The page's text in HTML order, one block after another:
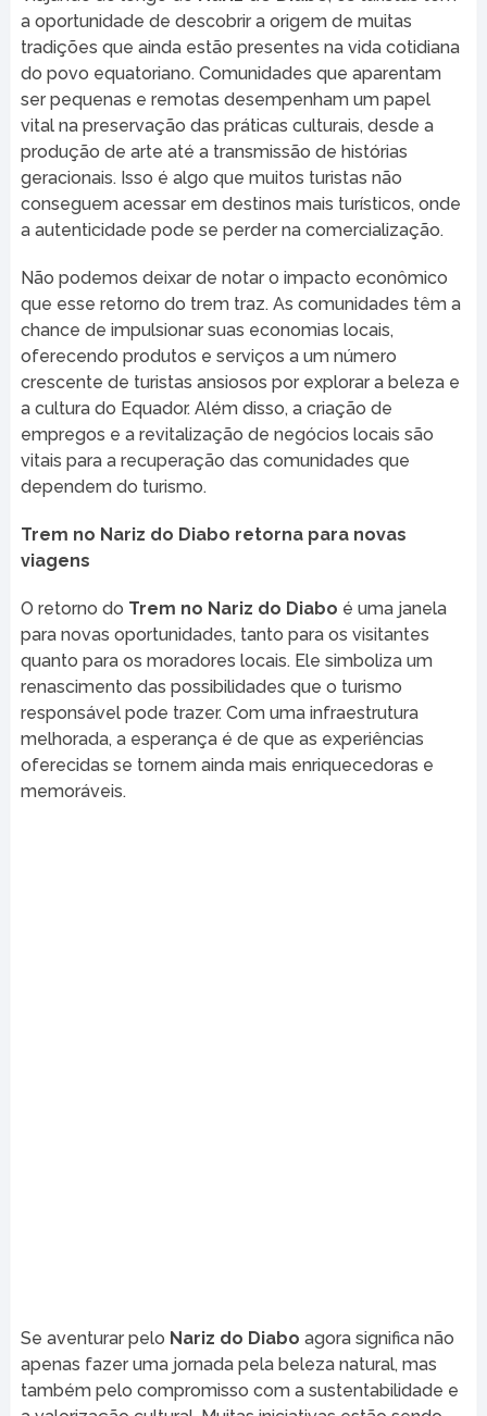
a oportunidade de descobrir a origem de muitas
tradições que ainda estão presentes na vida cotidiana
do povo equatoriano. Comunidades que aparentam
ser pequenas e remotas desempenham um papel
vital na preservação das práticas culturais, desde a
produção de arte até a transmissão de histórias
geracionais. Isso é algo que muitos turistas não
conseguem acessar em destinos mais turísticos, onde
a autenticidade pode se perder na comercialização.
Não podemos deixar de notar o impacto econômico
que esse retorno do trem traz. As comunidades têm a
chance de impulsionar suas economias locais,
oferecendo produtos e serviços a um número
crescente de turistas ansiosos por explorar a beleza e
a cultura do Equador. Além disso, a criação de
empregos e a revitalização de negócios locais são
vitais para a recuperação das comunidades que
dependem do turismo.
Trem no Nariz do Diabo retorna para novas
viagens
O retorno do Trem no Nariz do Diabo é uma janela
para novas oportunidades, tanto para os visitantes
quanto para os moradores locais. Ele simboliza um
renascimento das possibilidades que o turismo
responsável pode trazer. Com uma infraestrutura
melhorada, a esperança é de que as experiências
oferecidas se tornem ainda mais enriquecedoras e
memoráveis.
Se aventurar pelo Nariz do Diabo agora significa não
apenas fazer uma jornada pela beleza natural, mas
também pelo compromisso com a sustentabilidade e